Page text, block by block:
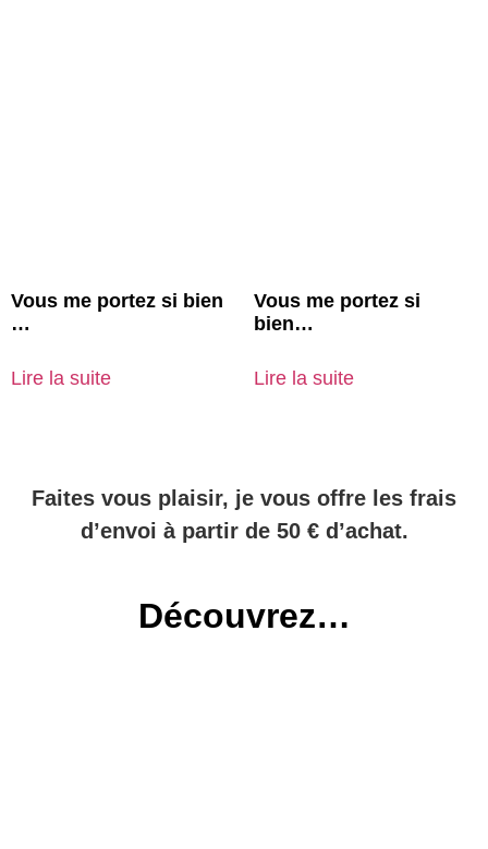
Vous me portez si bien
…
Lire la suite
Vous me portez si
bien…
Lire la suite
Faites vous plaisir, je vous offre les frais
d’envoi à partir de 50 € d’achat.
Découvrez…